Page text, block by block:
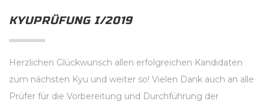
KYUPRÜFUNG I/2019
Herzlichen Glückwunsch allen erfolgreichen Kandidaten
zum nächsten Kyu und weiter so! Vielen Dank auch an alle
Prüfer für die Vorbereitung und Durchführung der